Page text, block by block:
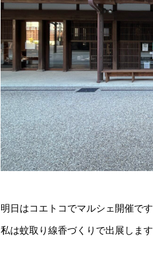
明日はコエトコでマルシェ開催で
私は蚊取り線香づくりで出展します